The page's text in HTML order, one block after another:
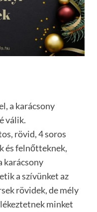
a karácsony
válik.
rövid, 4 soros
és felnőtteknek,
karácsony
a szívünket az
rövidek, de mély
minket